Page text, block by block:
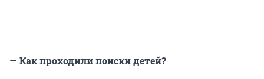
— Как проходили поиски детей?